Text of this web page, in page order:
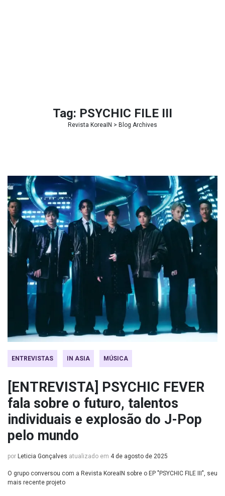
Tag: PSYCHIC FILE III
Revista KoreaIN > Blog Archives
ENTREVISTAS IN ASIA MÚSICA
[ENTREVISTA] PSYCHIC FEVER
fala sobre o futuro, talentos
individuais e explosão do J-Pop
pelo mundo
por Leticia Gonçalves atualizado em 4 de agosto de 2025
O grupo conversou com a Revista KoreaIN sobre o EP "PSYCHIC FILE III", seu
mais recente projeto